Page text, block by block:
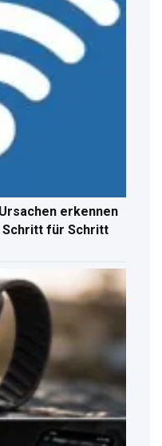
erkennen
Schritt für Schritt